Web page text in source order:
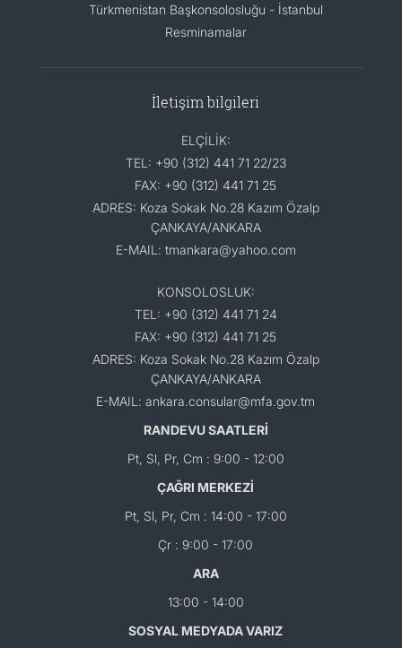
Türkmenistan Başkonsolosluğu - İstanbul
Resminamalar
İletişim bilgileri
ELÇİLİK:
TEL: +90 (312) 441 71 22/23
FAX: +90 (312) 441 71 25
ADRES: Koza Sokak No.28 Kazım Özalp
ÇANKAYA/ANKARA
E-MAIL: tmankara@yahoo.com
KONSOLOSLUK:
TEL: +90 (312) 441 71 24
FAX: +90 (312) 441 71 25
ADRES: Koza Sokak No.28 Kazım Özalp
ÇANKAYA/ANKARA
E-MAIL: ankara.consular@mfa.gov.tm
RANDEVU SAATLERİ
Pt, Sl, Pr, Cm : 9:00 - 12:00
ÇAĞRI MERKEZİ
Pt, Sl, Pr, Cm : 14:00 - 17:00
Çr : 9:00 - 17:00
ARA
13:00 - 14:00
SOSYAL MEDYADA VARIZ